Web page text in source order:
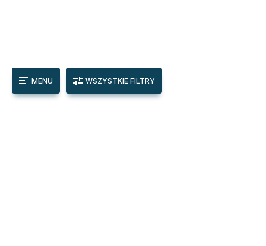
MENU WSZYSTKIE FILTRY